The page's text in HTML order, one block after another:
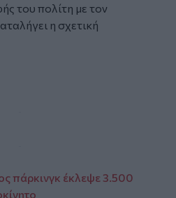
του πολίτη με τον
η σχετική
πάρκινγκ έκλεψε 3.500